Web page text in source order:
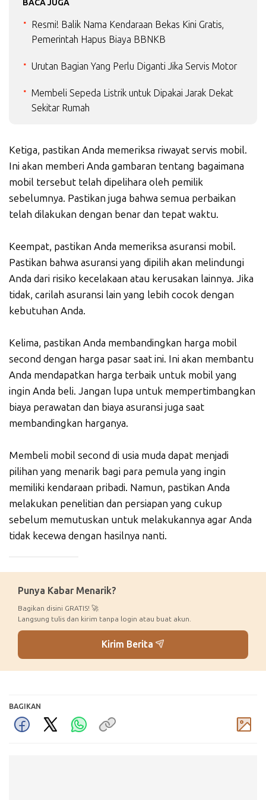
BACA JUGA
Resmi! Balik Nama Kendaraan Bekas Kini Gratis,
Pemerintah Hapus Biaya BBNKB
Urutan Bagian Yang Perlu Diganti Jika Servis Motor
Membeli Sepeda Listrik untuk Dipakai Jarak Dekat
Sekitar Rumah
Ketiga, pastikan Anda memeriksa riwayat servis mobil.
Ini akan memberi Anda gambaran tentang bagaimana
mobil tersebut telah dipelihara oleh pemilik
sebelumnya. Pastikan juga bahwa semua perbaikan
telah dilakukan dengan benar dan tepat waktu.
Keempat, pastikan Anda memeriksa asuransi mobil.
Pastikan bahwa asuransi yang dipilih akan melindungi
Anda dari risiko kecelakaan atau kerusakan lainnya. Jika
tidak, carilah asuransi lain yang lebih cocok dengan
kebutuhan Anda.
Kelima, pastikan Anda membandingkan harga mobil
second dengan harga pasar saat ini. Ini akan membantu
Anda mendapatkan harga terbaik untuk mobil yang
ingin Anda beli. Jangan lupa untuk mempertimbangkan
biaya perawatan dan biaya asuransi juga saat
membandingkan harganya.
Membeli mobil second di usia muda dapat menjadi
pilihan yang menarik bagi para pemula yang ingin
memiliki kendaraan pribadi. Namun, pastikan Anda
melakukan penelitian dan persiapan yang cukup
sebelum memutuskan untuk melakukannya agar Anda
tidak kecewa dengan hasilnya nanti.
Punya Kabar Menarik?
Bagikan disini GRATIS! 🚀
Langsung tulis dan kirim tanpa login atau buat akun.
Kirim Berita
BAGIKAN